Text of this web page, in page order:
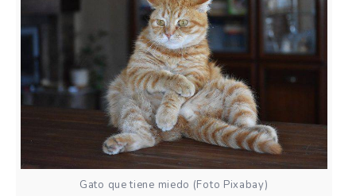
Gato que tiene miedo (Foto Pixabay)